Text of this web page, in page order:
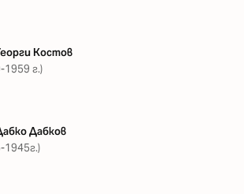
Костов
1959 г.)
Дабков
1945г.)